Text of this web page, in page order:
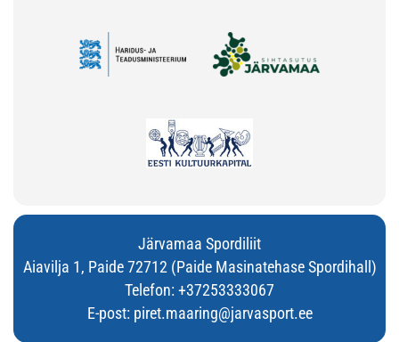
Järvamaa Spordiliit
Aiavilja 1, Paide 72712 (Paide Masinatehase Spordihall)
Telefon: +37253333067
E-post: piret.maaring@jarvasport.ee